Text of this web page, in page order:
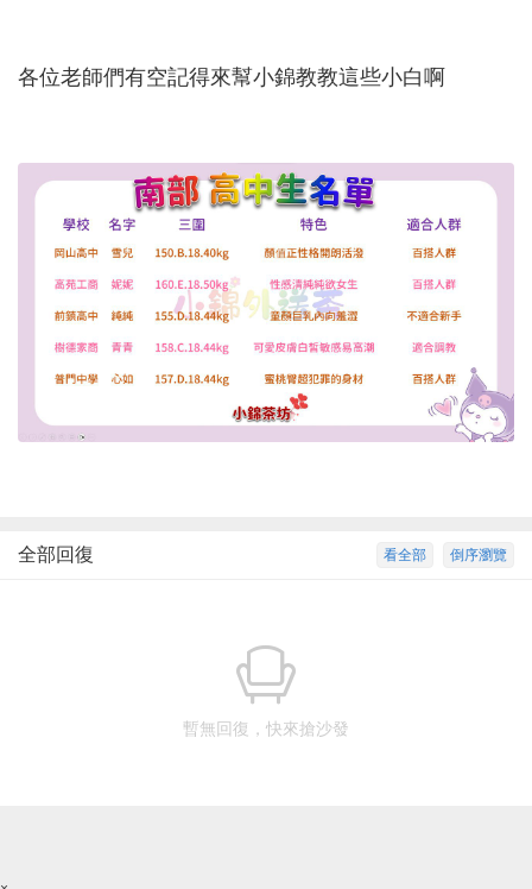
各位老師們有空記得來幫小錦教教這些小白啊
倒序瀏覽
看全部
全部回復
暫無回復，快來搶沙發